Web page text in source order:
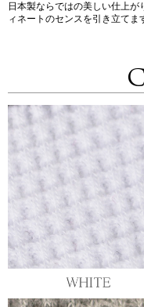
日本製ならではの美しい仕上
ィネートのセンスを引き立てま